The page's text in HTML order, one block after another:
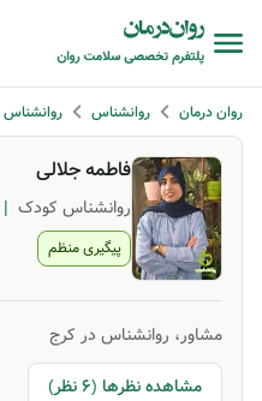
روان درمان روانشناس
فاطمه جلالی
روانشناس کودک |
پیگیری منظم
مشاور، روانشناس در کرج
مشاهده نظرها (6 نظر)